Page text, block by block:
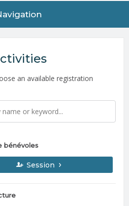
an available registration
bénévoles
Session